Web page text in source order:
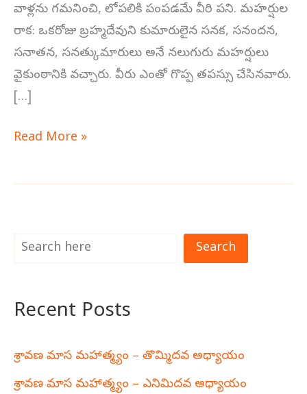
వాళ్లను గమనించి, లోపలికి పంపడమే వీరి పని. మహర్షుల
రాక: ఒకరోజు బ్రహ్మదేవుని కుమారులైన సనక, సనందన,
సనాతన, సనత్కుమారులు అనే నలుగురు మహర్షులు
వైకుంఠానికి వచ్చారు. వీరు ఎంతో గొప్ప తపస్సు చేసినవారు.
[…]
Read More »
Search
Recent Posts
శ్రావణ మాస మహాత్మ్యం – తొమ్మిదవ అధ్యాయం
శ్రావణ మాస మహాత్మ్యం – ఎనిమిదవ అధ్యాయం